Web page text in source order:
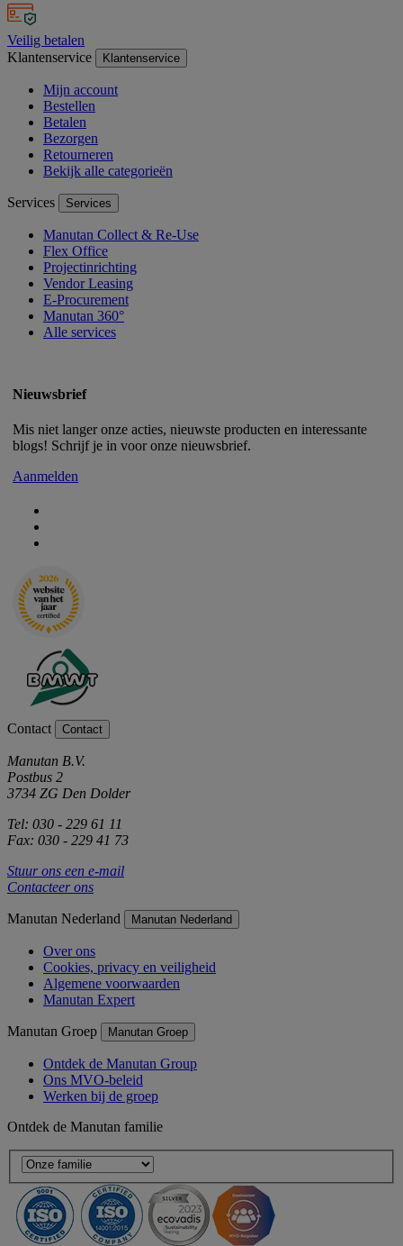
Veilig betalen
Klantenservice
Klantenservice
Mijn account
Bestellen
Betalen
Bezorgen
Retourneren
Bekijk alle categorieën
Services Services
Manutan Collect & Re-Use
Flex Office
Projectinrichting
Vendor Leasing
E-Procurement
Manutan 360°
Alle services
Nieuwsbrief
Mis niet langer onze acties, nieuwste producten en interessante
blogs! Schrijf je in voor onze nieuwsbrief.
Aanmelden
Contact Contact
Manutan B.V.
Postbus 2
3734 ZG Den Dolder
Tel: 030 - 229 61 11
Fax: 030 - 229 41 73
Stuur ons een e-mail
Contacteer ons
Manutan Nederland Manutan Nederland
Over ons
Cookies, privacy en veiligheid
Algemene voorwaarden
Manutan Expert
Manutan Groep Manutan Groep
Ontdek de Manutan Group
Ons MVO-beleid
Werken bij de groep
Ontdek de Manutan familie